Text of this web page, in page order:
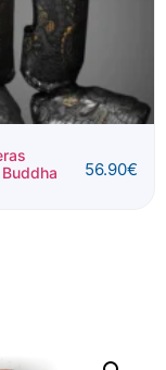
56.90€